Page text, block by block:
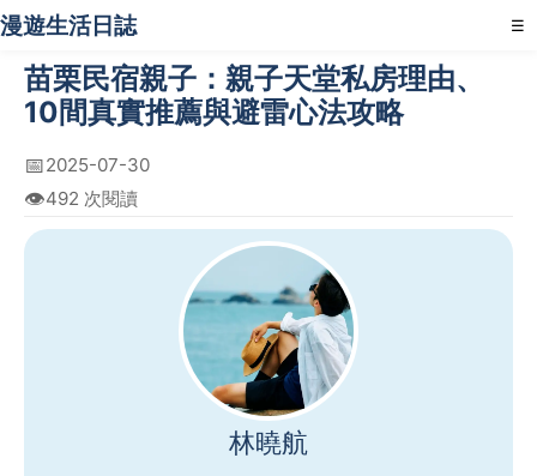
漫遊生活日誌 ☰
苗栗民宿親子：親子天堂私房理由、
10間真實推薦與避雷心法攻略
📅2025-07-30
👁️492 次閱讀
林曉航